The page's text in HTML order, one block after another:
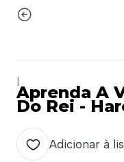
Aprenda A
Do Rei -
Adicionar à